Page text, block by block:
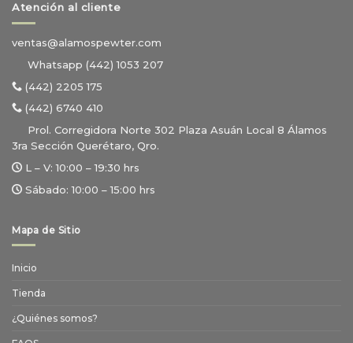
Atención al cliente
ventas@alamospewter.com
Whatsapp (442) 1053 207
(442) 2205 175
(442) 6740 410
Prol. Corregidora Norte 302 Plaza Asuán Local 8 Álamos
3ra Sección Querétaro, Qro.
L – V: 10:00 – 19:30 hrs
Sábado: 10:00 – 15:00 hrs
Mapa de Sitio
Inicio
Tienda
¿Quiénes somos?